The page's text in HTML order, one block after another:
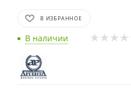
В ИЗБРАННОЕ
В наличии